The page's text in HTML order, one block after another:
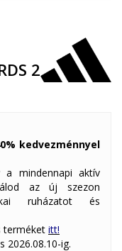
2
kedvezménnyel
a mindennapi aktív
az új szezon
ruházatot és
terméket itt!
2026.08.10-ig.